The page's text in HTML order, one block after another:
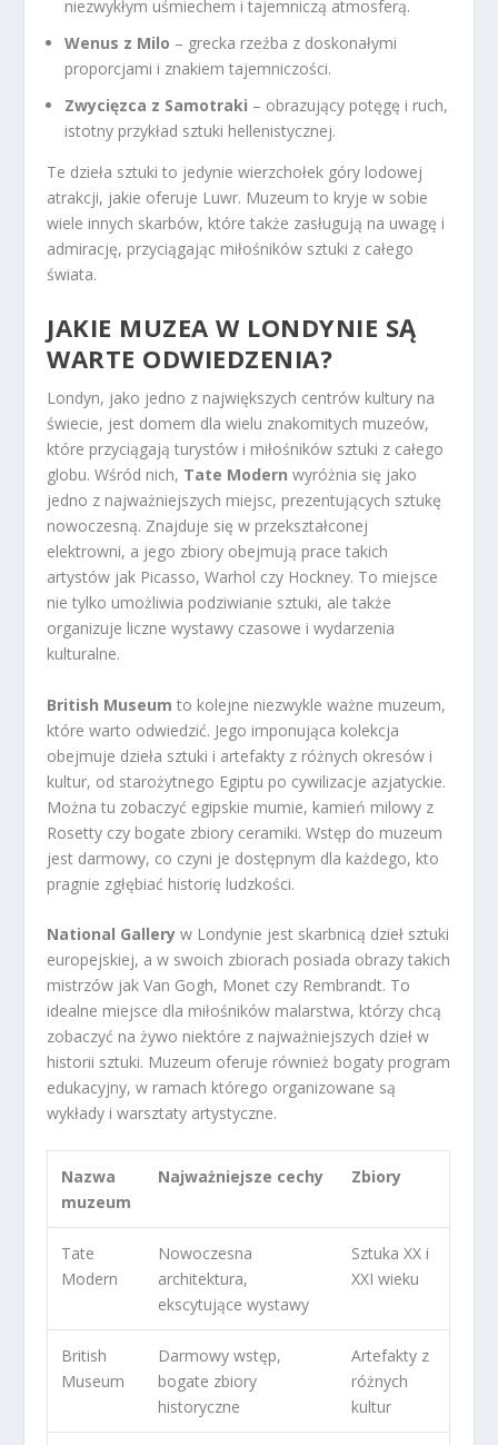
niezwykłym uśmiechem i tajemniczą atmosferą.
Wenus z Milo – grecka rzeźba z doskonałymi
proporcjami i znakiem tajemniczości.
Zwycięzca z Samotraki – obrazujący potęgę i ruch,
istotny przykład sztuki hellenistycznej.
Te dzieła sztuki to jedynie wierzchołek góry lodowej
atrakcji, jakie oferuje Luwr. Muzeum to kryje w sobie
wiele innych skarbów, które także zasługują na uwagę i
admirację, przyciągając miłośników sztuki z całego
świata.
JAKIE MUZEA W LONDYNIE SĄ
WARTE ODWIEDZENIA?
Londyn, jako jedno z największych centrów kultury na
świecie, jest domem dla wielu znakomitych muzeów,
które przyciągają turystów i miłośników sztuki z całego
globu. Wśród nich, Tate Modern wyróżnia się jako
jedno z najważniejszych miejsc, prezentujących sztukę
nowoczesną. Znajduje się w przekształconej
elektrowni, a jego zbiory obejmują prace takich
artystów jak Picasso, Warhol czy Hockney. To miejsce
nie tylko umożliwia podziwianie sztuki, ale także
organizuje liczne wystawy czasowe i wydarzenia
kulturalne.
British Museum to kolejne niezwykle ważne muzeum,
które warto odwiedzić. Jego imponująca kolekcja
obejmuje dzieła sztuki i artefakty z różnych okresów i
kultur, od starożytnego Egiptu po cywilizacje azjatyckie.
Można tu zobaczyć egipskie mumie, kamień milowy z
Rosetty czy bogate zbiory ceramiki. Wstęp do muzeum
jest darmowy, co czyni je dostępnym dla każdego, kto
pragnie zgłębiać historię ludzkości.
National Gallery w Londynie jest skarbnicą dzieł sztuki
europejskiej, a w swoich zbiorach posiada obrazy takich
mistrzów jak Van Gogh, Monet czy Rembrandt. To
idealne miejsce dla miłośników malarstwa, którzy chcą
zobaczyć na żywo niektóre z najważniejszych dzieł w
historii sztuki. Muzeum oferuje również bogaty program
edukacyjny, w ramach którego organizowane są
wykłady i warsztaty artystyczne.
Nazwa
muzeum
Najważniejsze cechy Zbiory
Tate
Modern
Nowoczesna
architektura,
ekscytujące wystawy
Sztuka XX i
XXI wieku
British
Museum
Darmowy wstęp,
bogate zbiory
historyczne
Artefakty z
różnych
kultur